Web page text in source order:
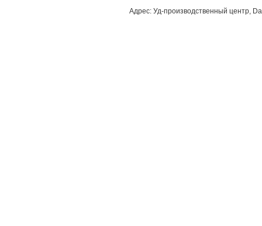
Адрес: Уд-производственный центр,